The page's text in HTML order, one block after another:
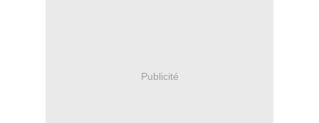
Publicité